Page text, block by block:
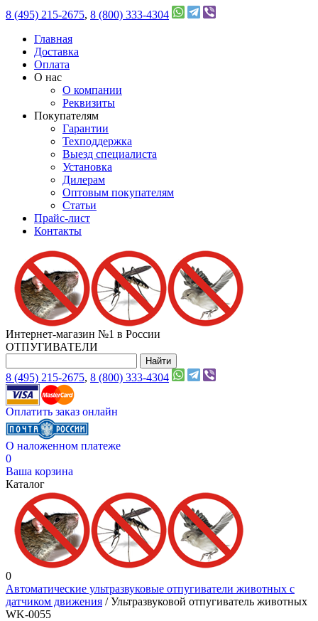
8 (495) 215-2675, 8 (800) 333-4304
Главная
Доставка
Оплата
О нас
О компании
Реквизиты
Покупателям
Гарантии
Техподдержка
Выезд специалиста
Установка
Дилерам
Оптовым покупателям
Статьи
Прайс-лист
Контакты
Интернет-магазин №1 в России
ОТПУГИВАТЕЛИ
8 (495) 215-2675, 8 (800) 333-4304
Оплатить заказ онлайн
О наложенном платеже
0
Ваша корзина
Каталог
0
Автоматические ультразвуковые отпугиватели животных с
датчиком движения / Ультразвуковой отпугиватель животных
WK-0055